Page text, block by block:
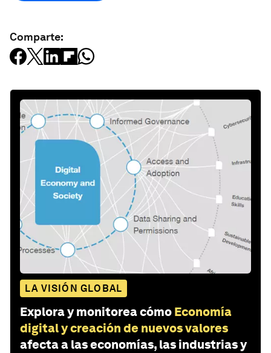
Comparte:
LA VISIÓN GLOBAL
Explora y monitorea cómo Economía
digital y creación de nuevos valores
afecta a las economías, las industrias y